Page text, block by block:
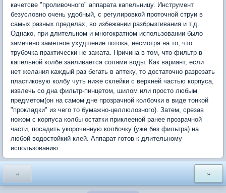
качетсве "проливочного" аппарата капельницу. Инструмент
безусловно очень удобный, с регулировкой проточной струи в
самых разных пределах, во избежании разбрызгивания и т.д.
Однако, при длительном и многократном использовании было
замечено заметное ухудшение потока, несмотря на то, что
трубочка практически не зажата. Причина в том, что фильтр в
капельной колбе заиливается солями воды. Как вариант, если
нет желания каждый раз бегать в аптеку, то достаточно разрезать
пластиковую колбу чуть ниже склейки с верхней частью корпуса,
извлечь со дна фильтр-пинцетом, шилом или просто любым
предметом(он на самом дне прозрачной колбочки в виде тонкой
"прокладки" из чего то бумажно-целлюлозного). Затем, срезав
ножом с корпуса колбы остатки приклееной ранее прозрачной
части, посадить укороченную колбочку (уже без фильтра) на
любой водостойкий клей. Аппарат готов к длительному
использованию...
« »